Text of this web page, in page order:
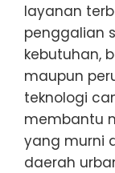
layanan
penggalian
kebutuhan,
maupun
teknologi
membantu
yang murni
daerah